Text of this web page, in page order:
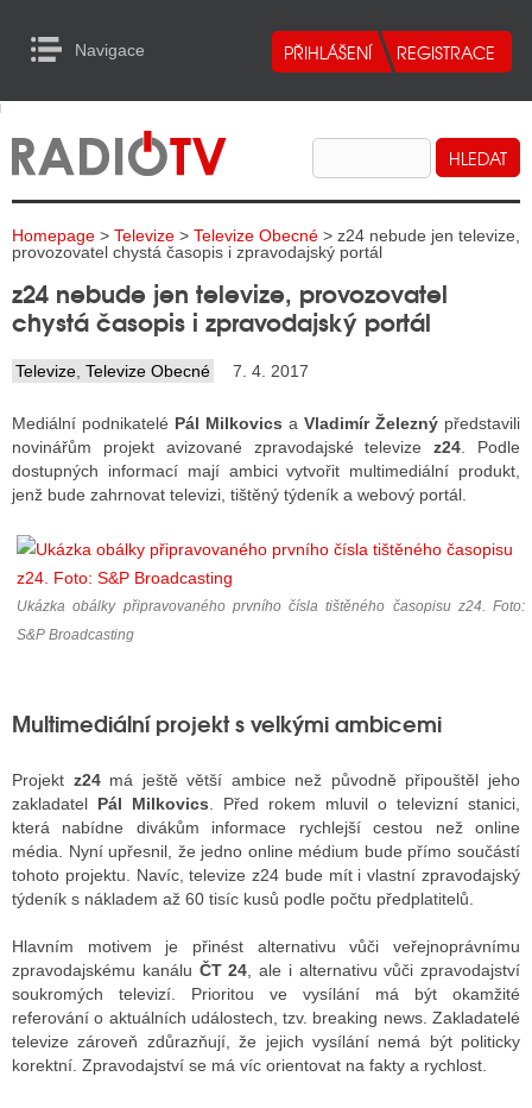
Navigace
RADIA
TELEVIZE
INTERNET
TISK
RADIA
RÁDIÍ
RÁDIÍ
TELEVIZE
INTERNET
RÁDIA
STRÁNKY RÁDIÍ
TISK
to Content
Homepage > Televize > Televize Obecné > z24 nebude jen televize,
provozovatel chystá časopis i zpravodajský portál
z24 nebude jen televize, provozovatel
chystá časopis i zpravodajský portál
Televize Televize Obecné 7. 4. 2017
Mediální podnikatelé Pál Milkovics a Vladimír Železný představili
novinářům projekt avizované zpravodajské televizez24 . Podle
dostupných informací mají ambici vytvořit multimediální produkt,
jenž bude zahrnovat televizi, tištěný týdeník a webový portál.
Ukázka obálky připravovaného prvního čísla tištěného časopisu z24. Foto:
S&P Broadcasting
Multimediální projekt s velkými ambicemi
Projekt z24má ještě větší ambice než původně připouštěl jeho
zakladatel Pál Milkovics . Před rokem mluvil o televizní stanici,
která nabídne divákům informace rychlejší cestou než online
média. Nyní upřesnil, že jedno online médium bude přímo součástí
tohoto projektu. Navíc, televize z24 bude mít i vlastní zpravodajský
týdeník s nákladem až 60 tisíc kusů podle počtu předplatitelů.
Hlavním motivem je přinést alternativu vůči veřejnoprávnímu
zpravodajskému kanálu ČT 24 , ale i alternativu vůči zpravodajství
soukromých televizí. Prioritou ve vysílání má být okamžité
referování o aktuálních událostech, tzv. breaking news. Zakladatelé
televize zároveň zdůrazňují, že jejich vysílání nemá být politicky
korektní. Zpravodajství se má víc orientovat na fakty a rychlost.